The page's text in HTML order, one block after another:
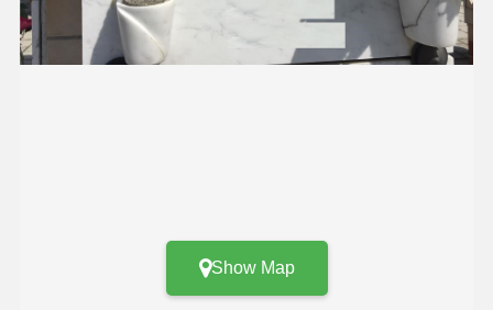
Show Map